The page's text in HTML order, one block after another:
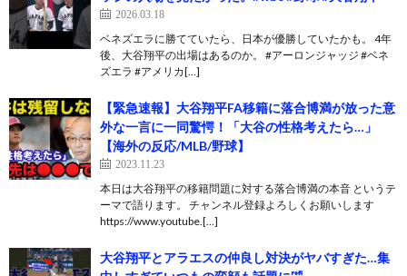
2026.03.18
ベネズエラに勝てていたら、日本が優勝していたかも。 4年
後、大谷翔平の出場はあるのか。 #アーロンジャッジ #ベネ
ズエラ #アメリカ[…]
【緊急速報】大谷翔平FA移籍に落合博満が放った意
外な一言に一同驚愕！「大谷の性格考えたら…」
【海外の反応/MLB/野球】
2023.11.23
本日は大谷翔平の移籍問題に対する落合博満の本音 というテ
ーマで語ります。 チャンネル登録よろしくお願いします
https://www.youtube.[…]
大谷翔平とアラエスの仲良し対決がヤバすぎた…集